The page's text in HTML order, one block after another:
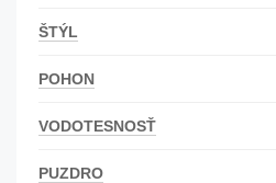
ŠTÝL
POHON
VODOTESNOSŤ
PUZDRO